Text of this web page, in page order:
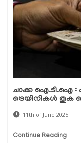
ചാക്ക ഐ.ടി.ഐ :
ട്രെയിനികൾ തുക
11th of June 2025
Continue Reading